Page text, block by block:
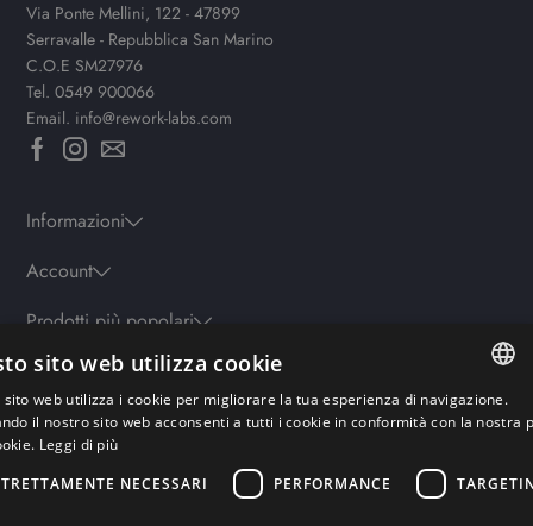
Via Ponte Mellini, 122 - 47899
Serravalle - Repubblica San Marino
C.O.E SM27976
Tel.0549 900066
Email. info@rework-labs.com
Informazioni
Account
Prodotti più popolari
Orari
Lun-ven: 9.30-19.30 - Sab: 10-13 | 15.30-19.30 - Domenica: chiuso
ITALIAN
GERMAN
sito web utilizza cookie
sito web utilizza i cookie per migliorare la tua esperienza di navigazione.
il nostro sito web acconsenti a tutti i cookie in conformità con la nostra
Leggi di più
NECESSARI
PERFORMANCE